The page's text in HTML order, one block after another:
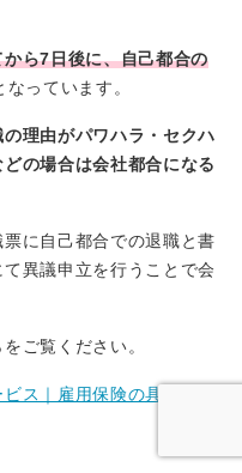
ら7日後に、自己都合の
っています。
の理由がパワハラ・セクハ
の場合は会社都合になる
に自己都合での退職と書
異議申立を行うことで会
ご覧ください。
ス｜雇用保険の具体的な